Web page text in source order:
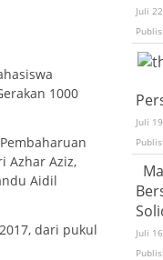
1000
Azhar Aziz,
Aidil
dari pukul
Juli
Juli
Juli